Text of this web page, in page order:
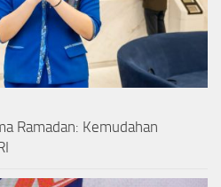
Ramadan: Kemudahan